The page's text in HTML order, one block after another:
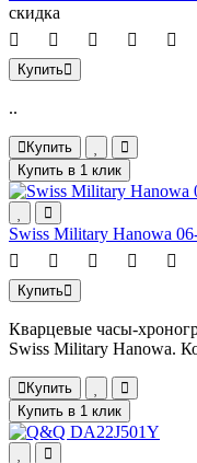
скидка
Купить
..
Купить
Купить в 1 клик
Swiss Military Hanowa
Купить
Кварцевые часы-
Swiss Military Hanowa.
Купить
Купить в 1 клик